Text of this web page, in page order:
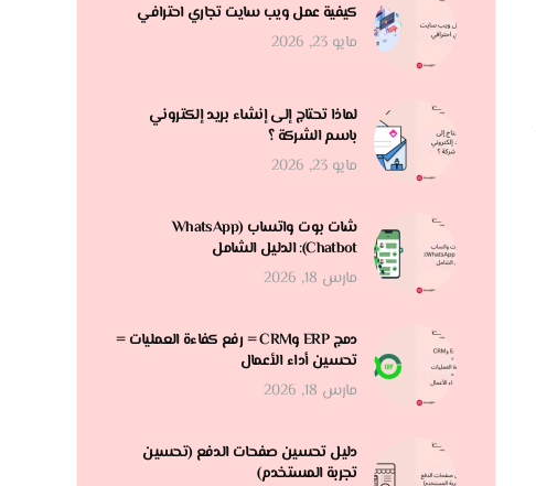
كيفية عمل ويب سايت تجاري احترافي
مايو 23, 2026
لماذا تحتاج إلى إنشاء بريد إلكتروني
باسم الشركة ؟
مايو 23, 2026
شات بوت واتساب (WhatsApp
Chatbot): الدليل الشامل
مارس 18, 2026
دمج ERP وCRM = رفع كفاءة العمليات =
تحسين أداء الأعمال
مارس 18, 2026
دليل تحسين صفحات الدفع (تحسين
تجربة المستخدم)